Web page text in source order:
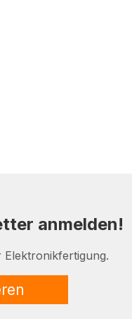
anmelden!
Elektronikfertigung.